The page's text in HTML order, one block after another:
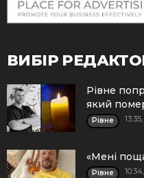
ВИБІР
Рівне
який
Рівне
«Мені
Рівне